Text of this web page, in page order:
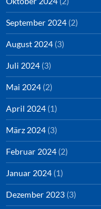
September 2024 (2)
August 2024 (3)
Juli 2024 (3)
Mai 2024 (2)
April 2024 (1)
März 2024 (3)
Februar 2024 (2)
Januar 2024 (1)
Dezember 2023 (3)